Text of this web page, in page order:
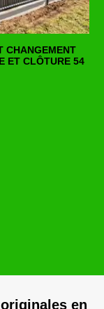
CHANGEMENT
ET CLÔTURE 54
en